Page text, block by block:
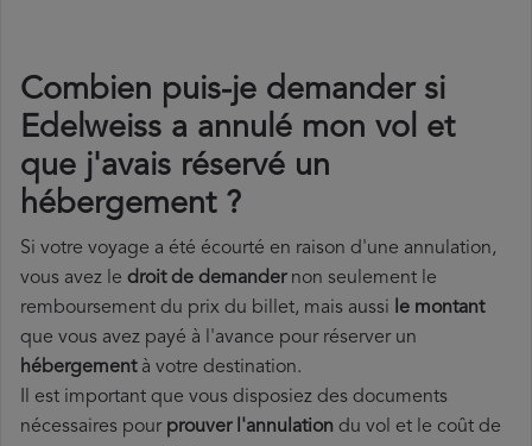
Combien puis-je demander si
Edelweiss a annulé mon vol et
que j'avais réservé un
hébergement ?
Si votre voyage a été écourté en raison d'une annulation,
vous avez le droit de demandernon seulement le
remboursement du prix du billet, mais aussi le montant
que vous avez payé à l'avance pour réserver un
hébergementà votre destination.
Il est important que vous disposiez des documents
nécessaires pour prouver l'annulation du vol et le coût de